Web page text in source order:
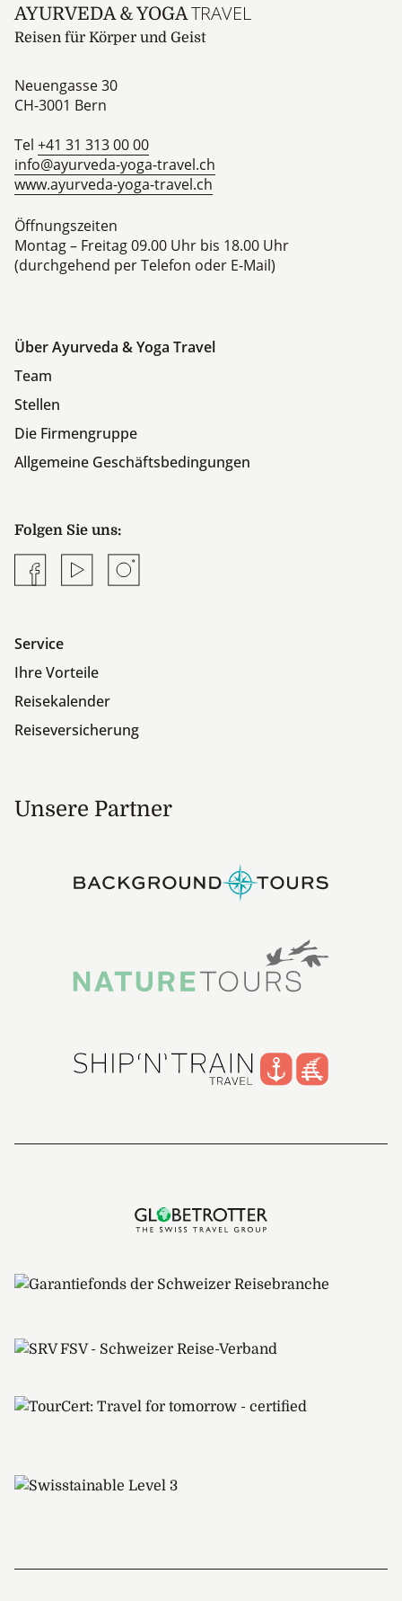
AYURVEDA & YOGATRAVEL
Reisen für Körper und Geist
Neuengasse 30
CH-3001 Bern
Tel +41 31 313 00 00
info@ayurveda-yoga-travel.ch
www.ayurveda-yoga-travel.ch
Öffnungszeiten
Montag – Freitag 09.00 Uhr bis 18.00 Uhr
(durchgehend per Telefon oder E-Mail)
Über Ayurveda & Yoga Travel
Team
Stellen
Die Firmengruppe
Allgemeine Geschäftsbedingungen
Folgen Sie uns:
FacebookYouTubeInstagram
Service
Ihre Vorteile
Reisekalender
Reiseversicherung
Unsere Partner